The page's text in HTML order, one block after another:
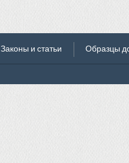
Законы и статьи Образцы